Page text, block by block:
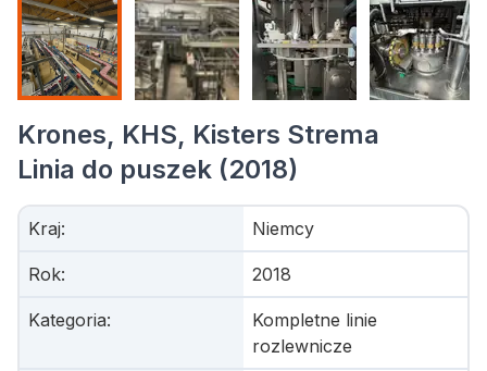
Krones, KHS, Kisters Strema
Linia do puszek (2018)
Kraj: Niemcy
Rok: 2018
Kategoria:
Kompletne linie
rozlewnicze